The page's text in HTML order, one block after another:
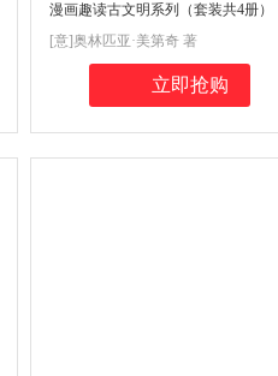
漫画趣读古文明系列（套装共4册）
（历史知识与风趣漫画的高度结合
让你在爆笑中读懂古文明）
[意]奥林匹亚·美第奇 著
立即抢购